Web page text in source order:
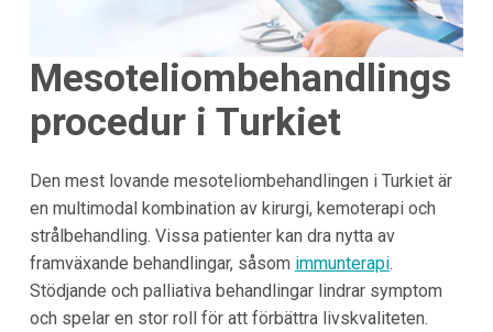
Mesoteliombehandlings
procedur i Turkiet
Den mest lovande mesoteliombehandlingen i Turkiet är
en multimodal kombination av kirurgi, kemoterapi och
strålbehandling. Vissa patienter kan dra nytta av
framväxande behandlingar, såsom immunterapi.
Stödjande och palliativa behandlingar lindrar symptom
och spelar en stor roll för att förbättra livskvaliteten.